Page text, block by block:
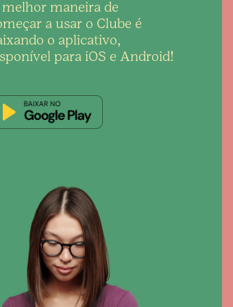
maneira de
a usar o Clube é
o aplicativo,
para iOS e Android!